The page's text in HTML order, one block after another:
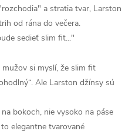
a stratia tvar, Larston
od rána do večera.
sedieť slim fit..."
si myslí, že slim fit
Ale Larston džínsy sú
bokoch, nie vysoko na páse
elegantne tvarované